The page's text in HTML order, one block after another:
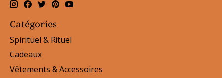
Catégories
Spirituel & Rituel
Cadeaux
Vêtements & Accessoires